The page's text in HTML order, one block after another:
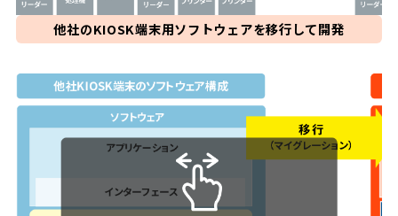
他社のKIOSK端末用ソフトウェアを移行して開発